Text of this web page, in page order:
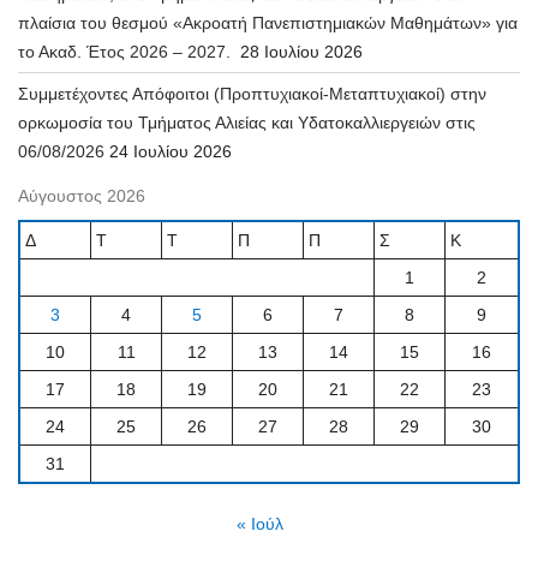
πλαίσια του θεσμού «Ακροατή Πανεπιστημιακών Μαθημάτων» για
το Ακαδ. Έτος 2026 – 2027. 28 Ιουλίου 2026
Συμμετέχοντες Απόφοιτοι (Προπτυχιακοί-Μεταπτυχιακοί) στην
ορκωμοσία του Τμήματος Αλιείας και Υδατοκαλλιεργειών στις
06/08/2026 24 Ιουλίου 2026
Αύγουστος 2026
Δ Τ Τ Π Π Σ
Κ
1
2
3
4 5 6 7 8
9
10
11 12 13 14 15
16
17
18 19 20 21 22
23
24
25 26 27 28 29
30
31
« Ιούλ